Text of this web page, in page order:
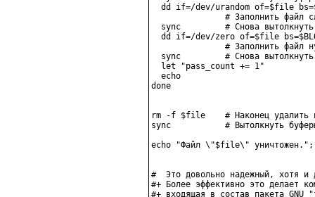
dd if=/dev/urandom of=$file
# Заполнить файл
sync         # Снова
dd if=/dev/zero of=$file
# Заполнить файл
sync         # Снова
  let "pass_count += 1"
  echo
done
rm -f $file    # Наконец удалить
sync           # Вытолкнуть
echo "Файл \"$file\" уничтожен.";
#  Это довольно надежный, хотя и
#+ Более эффективно это делает
#+ входящая в состав пакета